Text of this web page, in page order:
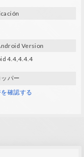
Version
4.4,4.4.4
パー
確認する